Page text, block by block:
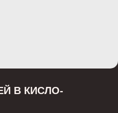
В КИСЛО-